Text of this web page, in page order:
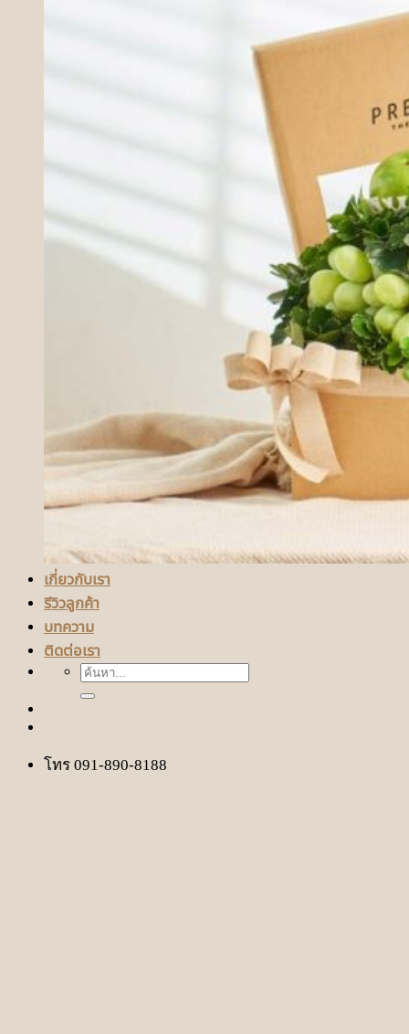
เกี่ยวกับเรา
รีวิวลูกค้า
บทความ
ติดต่อเรา
ค้นหา:
โทร 091-890-8188